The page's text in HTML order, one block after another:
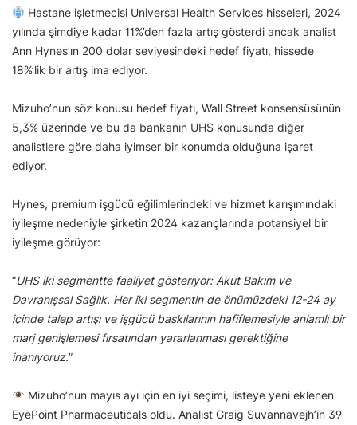
Hastane işletmecisi Universal Health Services hisseleri, 2024
yılında şimdiye kadar 11%’den fazla artış gösterdi ancak analist
Ann Hynes’ın 200 dolar seviyesindeki hedef fiyatı, hissede
18%’lik bir artış ima ediyor.
Mizuho’nun söz konusu hedef fiyatı, Wall Street konsensüsünün
5,3% üzerinde ve bu da bankanın UHS konusunda diğer
analistlere göre daha iyimser bir konumda olduğuna işaret
ediyor.
Hynes, premium işgücü eğilimlerindeki ve hizmet karışımındaki
iyileşme nedeniyle şirketin 2024 kazançlarında potansiyel bir
iyileşme görüyor:
“UHS iki segmentte faaliyet gösteriyor: Akut Bakım ve
Davranışsal Sağlık. Her iki segmentin de önümüzdeki 12-24 ay
içinde talep artışı ve işgücü baskılarının hafiflemesiyle anlamlı bir
marj genişlemesi fırsatından yararlanması gerektiğine
inanıyoruz.”
Mizuho’nun mayıs ayı için en iyi seçimi, listeye yeni eklenen
EyePoint Pharmaceuticals oldu. Analist Graig Suvannavejh’in 39